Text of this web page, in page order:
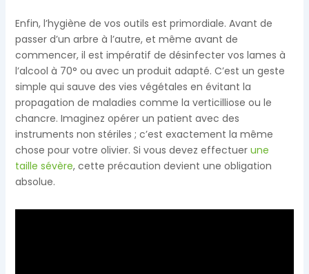
Enfin, l’hygiène de vos outils est primordiale. Avant de
passer d’un arbre à l’autre, et même avant de
commencer, il est impératif de désinfecter vos lames à
l’alcool à 70° ou avec un produit adapté. C’est un geste
simple qui sauve des vies végétales en évitant la
propagation de maladies comme la verticilliose ou le
chancre. Imaginez opérer un patient avec des
instruments non stériles ; c’est exactement la même
chose pour votre olivier. Si vous devez effectuer une
taille sévère, cette précaution devient une obligation
absolue.